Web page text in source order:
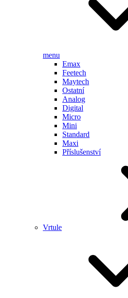
menu
Emax
Feetech
Maytech
Ostatní
Analog
Digital
Micro
Mini
Standard
Maxi
Příslušenství
Vrtule